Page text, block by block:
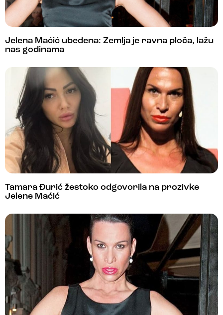
Jelena Maćić ubeđena: Zemlja je ravna ploča, lažu
nas godinama
Tamara Đurić žestoko odgovorila na prozivke
Jelene Maćić